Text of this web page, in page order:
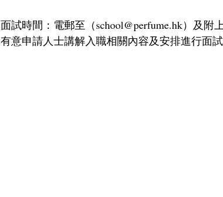
面試時間：電郵至（school@perfume.hk）及附
有意申請人士講解入職相關內容及安排進行面試